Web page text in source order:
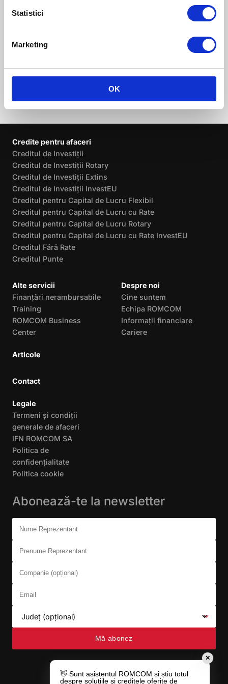
Statistici
Marketing
OK
Credite pentru afaceri
Creditul de Investiții
Creditul de Investiții Rotary
Creditul de Investiții Extins
Creditul de Investiții InvestEU
Creditul pentru Capital de Lucru Flexibil
Creditul pentru Capital de Lucru cu Rate
Creditul pentru Capital de Lucru Rotary
Creditul pentru Capital de Lucru cu Rate InvestEU
Creditul Fără Rate
Creditul Punte
Alte servicii
Finanțări nerambursabile
Training
ROMCOM Business
Center
Articole
Despre noi
Cine suntem
Echipa ROMCOM
Informații financiare
Cariere
Contact
Legale
Termeni și condiții
generale de afaceri
IFN ROMCOM SA
Politica de
confidențialitate
Politica cookie
Abonează-te la newsletter
Don't fill this out:
Nume Reprezentant
Prenume Reprezentant
Companie (opțional)
Email
Județ (opțional)
Mă abonez
✕
👋 Sunt asistentul ROMCOM și știu totul
despre soluțiile și creditele oferite de